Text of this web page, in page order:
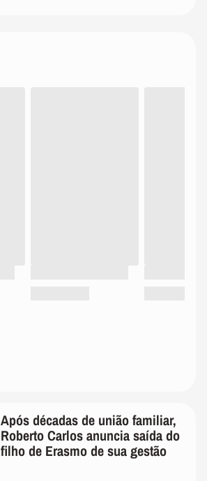
Após décadas de união familiar,
Roberto Carlos anuncia saída do
filho de Erasmo de sua gestão